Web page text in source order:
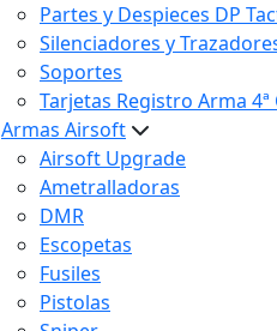
Partes y Despieces DP
Silenciadores y
Soportes
Tarjetas Registro Arma
Armas Airsoft
Airsoft Upgrade
Ametralladoras
DMR
Escopetas
Fusiles
Pistolas